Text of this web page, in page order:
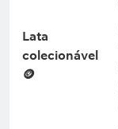
Lata
colecionável
🪙